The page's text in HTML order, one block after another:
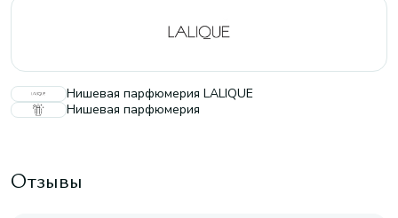
Нишевая парфюмерия LALIQUE
Нишевая парфюмерия
Отзывы